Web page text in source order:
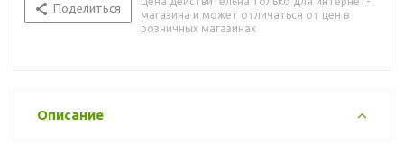
Поделиться
магазина и может отличаться от цен в
розничных магазинах
Описание